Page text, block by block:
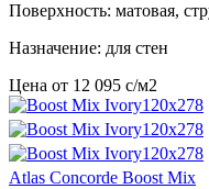
Поверхность: матовая,
Назначение: для стен
Цена от 12 095 c/м2
Atlas Concorde Boost Mix